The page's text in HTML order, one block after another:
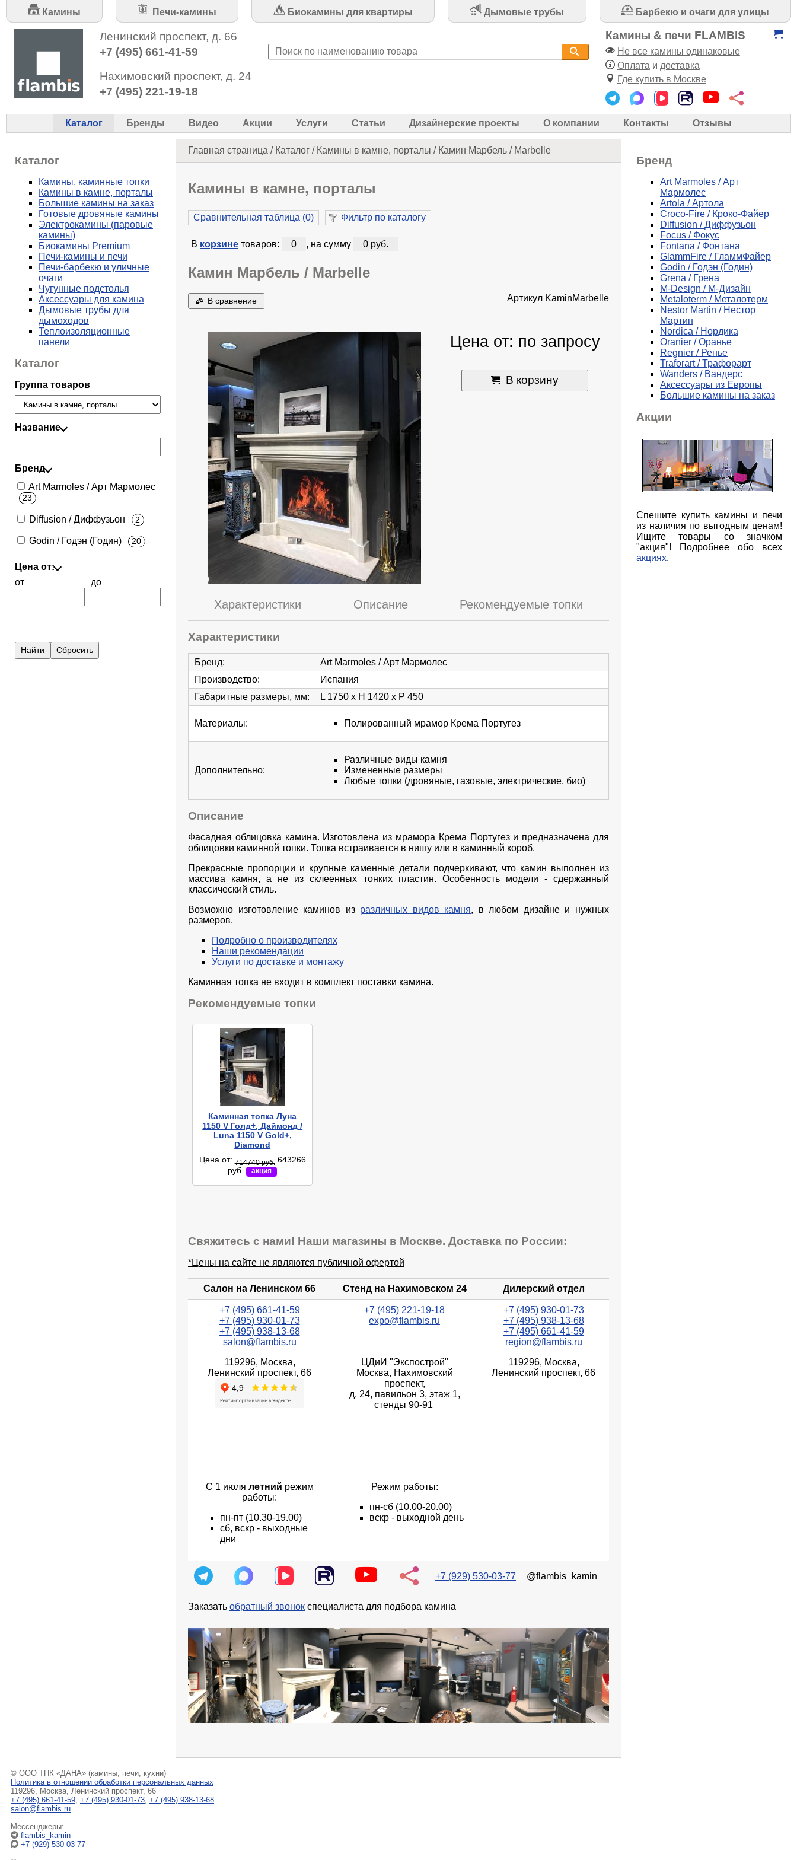
Камины Печи-камины Биокамины для квартиры Дымовые трубы Барбекю и очаги для улицы
Ленинский проспект, д. 66
+7 (495) 661-41-59
Нахимовский проспект, д. 24
+7 (495) 221-19-18
Камины & печи FLAMBIS
Не все камины одинаковые
Оплата и доставка
Где купить в Москве
Каталог Бренды Видео Акции Услуги Статьи Дизайнерские проекты О компании Контакты Отзывы
Главная страница / Каталог / Камины в камне, порталы / Камин Марбель / Marbelle
Камины в камне, порталы
Сравнительная таблица (0) Фильтр по каталогу
В корзинетоваров: 0 , на сумму 0 руб.
Камин Марбель / Marbelle
В сравнение Артикул KaminMarbelle
Цена от: по запросу
В корзину
Характеристики Описание Рекомендуемые топки
Характеристики
Бренд:
Art Marmoles / Арт Мармолес
Производство:
Испания
Габаритные размеры, мм: L 1750 х H 1420 х P 450
Материалы: Полированный мрамор Крема Португез
Дополнительно:
Различные виды камня
Измененные размеры
Любые топки (дровяные, газовые, электрические, био)
Описание
Фасадная облицовка камина. Изготовлена из мрамора Крема Португез и предназначена для
облицовки каминной топки. Топка встраивается в нишу или в каминный короб.
Прекрасные пропорции и крупные каменные детали подчеркивают, что камин выполнен из
массива камня, а не из склеенных тонких пластин. Особенность модели - сдержанный
классический стиль.
Возможно изготовление каминов из различных видов камня, в любом дизайне и нужных
размеров.
Подробно о производителях
Наши рекомендации
Услуги по доставке и монтажу
Каминная топка не входит в комплект поставки камина.
Рекомендуемые топки
Каминная топка Луна
1150 V Голд+, Даймонд /
Luna 1150 V Gold+,
Diamond
Цена от: 714740 руб. 643266
руб.
акция
Свяжитесь с нами! Наши магазины в Москве. Доставка по России:
*Цены на сайте не являются публичной офертой
Салон на Ленинском 66 Стенд на Нахимовском 24 Дилерский отдел
+7 (495) 661-41-59
+7 (495) 930-01-73
+7 (495) 938-13-68
salon@flambis.ru
+7 (495) 221-19-18
expo@flambis.ru
+7 (495) 930-01-73
+7 (495) 938-13-68
+7 (495) 661-41-59
region@flambis.ru
119296, Москва,
Ленинский проспект, 66
ЦДиИ "Экспострой"
Москва, Нахимовский
проспект,
д. 24, павильон 3, этаж 1,
стенды 90-91
119296, Москва,
Ленинский проспект, 66
С 1 июля летний режим
работы:
пн-пт (10.30-19.00)
сб, вскр - выходные
дни
Режим работы:
пн-сб(10.00-20.00)
вскр - выходной день
+7 (929) 530-03-77 @flambis_kamin
Заказать обратный звонок специалиста для подбора камина
Каталог
Камины, каминные топки
Камины в камне, порталы
Большие камины на заказ
Готовые дровяные камины
Электрокамины (паровые
камины)
Биокамины Premium
Печи-камины и печи
Печи-барбекю и уличные
очаги
Чугунные подстолья
Аксессуары для камина
Дымовые трубы для
дымоходов
Теплоизоляционные
панели
Каталог
Группа товаров
Название
Бренд
Art Marmoles / Арт Мармолес
23
Diffusion / Диффузьон 2
Godin / Годэн (Годин) 20
Цена от:
от
до
Бренд
Art Marmoles / Арт
Мармолес
Artola / Артола
Croco-Fire / Кроко-Файер
Diffusion / Диффузьон
Focus / Фокус
Fontana / Фонтана
GlammFire / ГламмФайер
Godin / Годэн (Годин)
Grena / Грена
M-Design / М-Дизайн
Metaloterm / Металотерм
Nestor Martin / Нестор
Мартин
Nordica / Нордика
Oranier / Оранье
Regnier / Ренье
Traforart / Трафорарт
Wanders / Вандерс
Аксессуары из Европы
Большие камины на заказ
Акции
Спешите купить камины и печи
из наличия по выгодным ценам!
Ищите товары со значком
"акция"! Подробнее обо всех
акциях.
© ООО ТПК «ДАНА» (камины, печи, кухни)
Политика в отношении обработки персональных данных
119296, Москва, Ленинский проспект, 66
+7 (495) 661-41-59, +7 (495) 930-01-73, +7 (495) 938-13-68
salon@flambis.ru
Мессенджеры:
flambis_kamin
+7 (929) 530-03-77